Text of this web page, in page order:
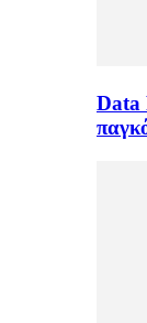
Data